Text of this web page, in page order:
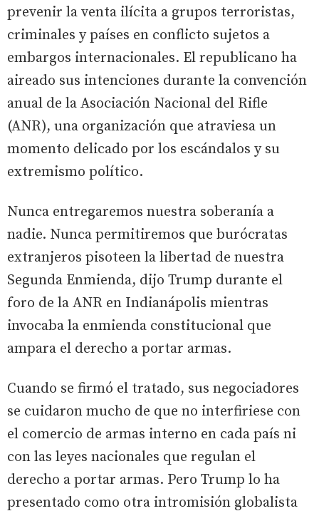
prevenir la venta ilícita a grupos terroristas,
criminales y países en conflicto sujetos a
embargos internacionales. El republicano ha
aireado sus intenciones durante la convención
anual de la Asociación Nacional del Rifle
(ANR), una organización que atraviesa un
momento delicado por los escándalos y su
extremismo político.
Nunca entregaremos nuestra soberanía a
nadie. Nunca permitiremos que burócratas
extranjeros pisoteen la libertad de nuestra
Segunda Enmienda, dijo Trump durante el
foro de la ANR en Indianápolis mientras
invocaba la enmienda constitucional que
ampara el derecho a portar armas.
Cuando se firmó el tratado, sus negociadores
se cuidaron mucho de que no interfiriese con
el comercio de armas interno en cada país ni
con las leyes nacionales que regulan el
derecho a portar armas. Pero Trump lo ha
presentado como otra intromisión globalista